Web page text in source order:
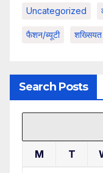
Uncategorized
फैशन/ब्यूटी शख्सियत
Search Posts
M T